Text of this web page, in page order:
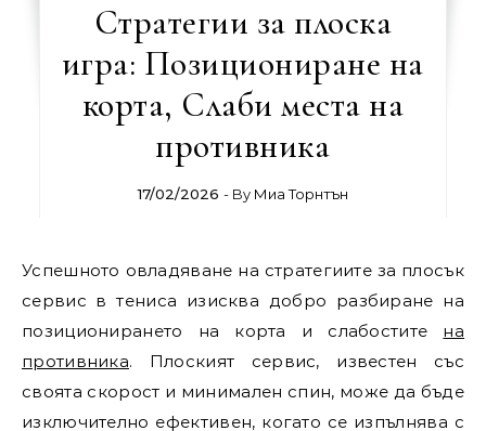
Стратегии за плоска
игра: Позициониране на
корта, Слаби места на
противника
17/02/2026 - By Миа Торнтън
Успешното овладяване на стратегиите за плосък
сервис в тениса изисква добро разбиране на
позиционирането на корта и слабостите на
противника. Плоският сервис, известен със
своята скорост и минимален спин, може да бъде
изключително ефективен, когато се изпълнява с